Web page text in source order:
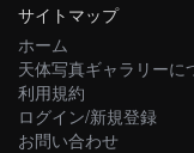
サイトマップ
ホーム
天体写真ギャラリーに
利用規約
ログイン/新規登録
お問い合わせ